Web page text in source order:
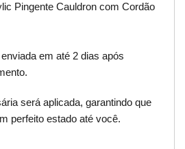
Pingente Cauldron com Cordão
em até 2 dias após
será aplicada, garantindo que
perfeito estado até você.